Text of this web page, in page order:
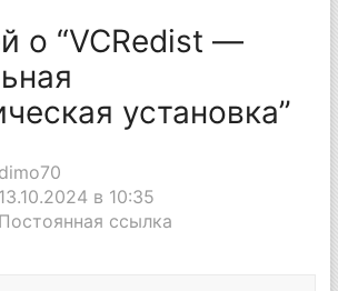
о “VCRedist —
установка”
dimo70
13.10.2024 в 10:35
Постоянная ссылка